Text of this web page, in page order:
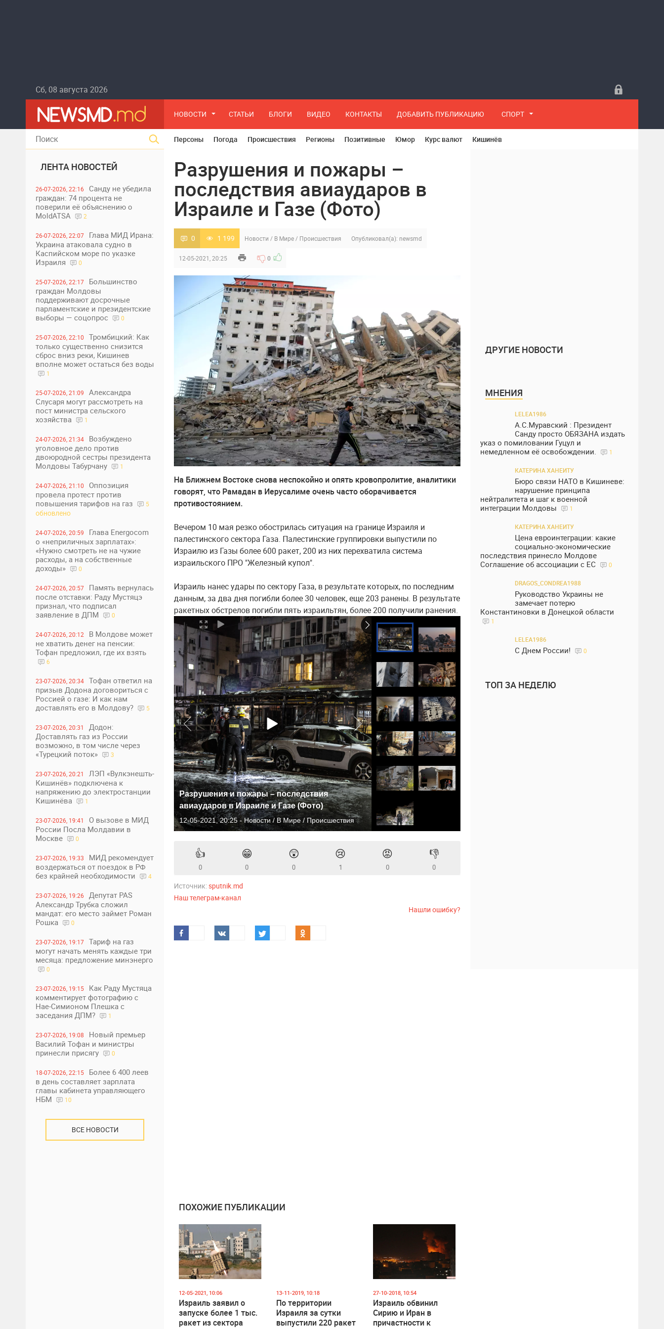
Сб, 08 августа 2026
НОВОСТИ СТАТЬИ БЛОГИ ВИДЕО КОНТАКТЫ ДОБАВИТЬ ПУБЛИКАЦИЮ СПОРТ
ЛЕНТА НОВОСТЕЙ
26-07-2026, 22:16
Санду не убедила
граждан: 74 процента не
поверили её объяснению о
MoldATSA
2
26-07-2026, 22:07
Глава МИД Ирана:
Украина атаковала судно в
Каспийском море по указке
Израиля
0
25-07-2026, 22:17
Большинство
граждан Молдовы
поддерживают досрочные
парламентские и президентские
выборы — соцопрос
0
25-07-2026, 22:10
Тромбицкий: Как
только существенно снизится
сброс вниз реки, Кишинев
вполне может остаться без воды
1
25-07-2026, 21:09
Александра
Слусаря могут рассмотреть на
пост министра сельского
хозяйства
1
24-07-2026, 21:34
Возбуждено
уголовное дело против
двоюродной сестры президента
Молдовы Табурчану
1
24-07-2026, 21:10
Оппозиция
провела протест против
повышения тарифов на газ
5
обновлено
24-07-2026, 20:59
Глава Energocom
о «неприличных зарплатах»:
«Нужно смотреть не на чужие
расходы, а на собственные
доходы»
0
24-07-2026, 20:57
Память вернулась
после отставки: Раду Мустяцэ
признал, что подписал
заявление в ДПМ
0
24-07-2026, 20:12
В Молдове может
не хватить денег на пенсии:
Тофан предложил, где их взять
6
23-07-2026, 20:34
Тофан ответил на
призыв Додона договориться с
Россией о газе: И как нам
доставлять его в Молдову?
5
23-07-2026, 20:31
Додон:
Доставлять газ из России
возможно, в том числе через
«Турецкий поток»
3
23-07-2026, 20:21
ЛЭП «Вулкэнешть-
Кишинёв» подключена к
напряжению до электростанции
Кишинёва
1
23-07-2026, 19:41
О вызове в МИД
России Посла Молдавии в
Москве
0
23-07-2026, 19:33
МИД рекомендует
воздержаться от поездок в РФ
без крайней необходимости
4
23-07-2026, 19:26
Депутат PAS
Александр Трубка сложил
мандат: его место займет Роман
Рошка
0
23-07-2026, 19:17
Тариф на газ
могут начать менять каждые три
месяца: предложение минэнерго
0
23-07-2026, 19:15
Как Раду Мустяца
комментирует фотографию с
Нае-Симионом Плешка с
заседания ДПМ?
1
23-07-2026, 19:08
Новый премьер
Василий Тофан и министры
принесли присягу
0
18-07-2026, 22:15
Более 6 400 леев
в день составляет зарплата
главы кабинета управляющего
НБМ
10
ВСЕ НОВОСТИ
Персоны Погода Происшествия Регионы Позитивные Юмор Курс валют Кишинёв
Разрушения и пожары –
последствия авиаударов в
Израиле и Газе (Фото)
0 1 199 Новости / В Мире / Происшествия Опубликовал(а): newsmd
12-05-2021, 20:25 0
На Ближнем Востоке снова неспокойно и опять кровопролитие, аналитики
говорят, что Рамадан в Иерусалиме очень часто оборачивается
противостоянием.
Вечером 10 мая резко обострилась ситуация на границе Израиля и
палестинского сектора Газа. Палестинские группировки выпустили по
Израилю из Газы более 600 ракет, 200 из них перехватила система
израильского ПРО "Железный купол".
Израиль нанес удары по сектору Газа, в результате которых, по последним
данным, за два дня погибли более 30 человек, еще 203 ранены. В результате
ракетных обстрелов погибли пять израильтян, более 200 получили ранения.
Разрушения и пожары – последствия
авиаударов в Израиле и Газе (Фото)
12-05-2021, 20:25 - Новости / В Мире / Происшествия
👍
0
😁
0
😲
0
😢
1
😡
0
👎
0
Источник:sputnik.md
Наш телеграм-канал
Нашли ошибку?
ПОХОЖИЕ ПУБЛИКАЦИИ
12-05-2021, 10:06
Израиль заявил о
запуске более 1 тыс.
ракет из сектора
13-11-2019, 10:18
По территории
Израиля за сутки
выпустили 220 ракет
27-10-2018, 10:54
Израиль обвинил
Сирию и Иран в
причастности к
ДРУГИЕ НОВОСТИ
МНЕНИЯ
LELEA1986
А.С.Муравский : Президент
Санду просто ОБЯЗАНА издать
указ о помиловании Гуцул и
немедленном её освобождении.
1
КАТЕРИНА ХАНЕИТУ
Бюро связи НАТО в Кишиневе:
нарушение принципа
нейтралитета и шаг к военной
интеграции Молдовы
1
КАТЕРИНА ХАНЕИТУ
Цена евроинтеграции: какие
социально-экономические
последствия принесло Молдове
Соглашение об ассоциации с ЕС
0
DRAGOS_CONDREA1988
Руководство Украины не
замечает потерю
Константиновки в Донецкой области
1
LELEA1986
С Днем России! 0
ТОП ЗА НЕДЕЛЮ